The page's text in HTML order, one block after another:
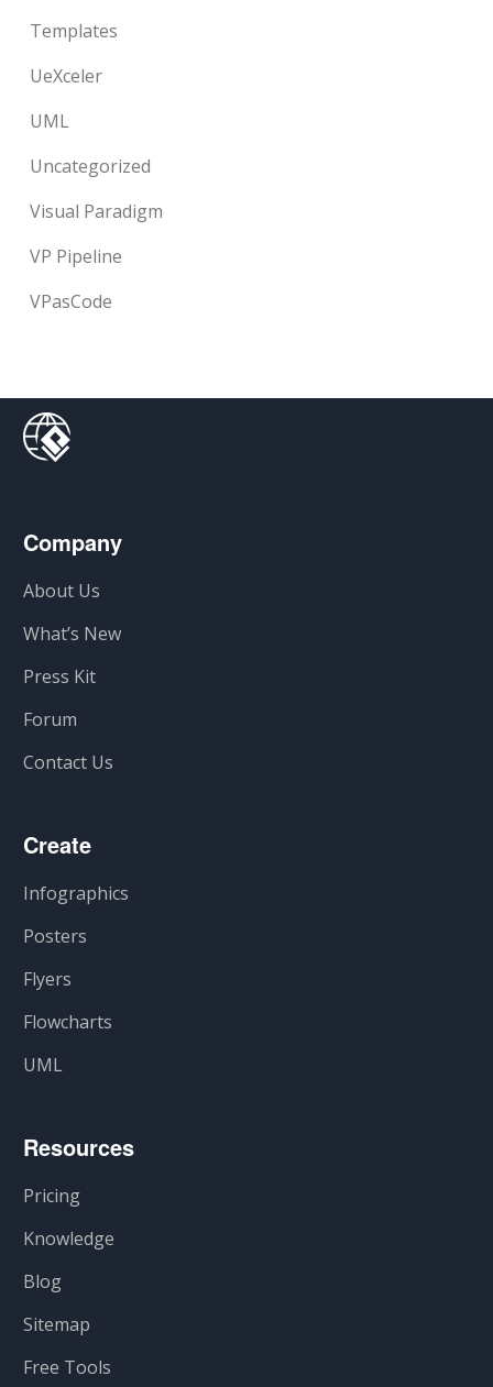
Templates
UeXceler
UML
Uncategorized
Visual Paradigm
VP Pipeline
VPasCode
Company
About Us
What’s New
Press Kit
Forum
Contact Us
Create
Infographics
Posters
Flyers
Flowcharts
UML
Resources
Pricing
Knowledge
Blog
Sitemap
Free Tools